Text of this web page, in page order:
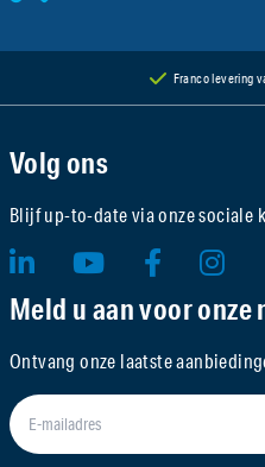
Franco levering
Volg ons
Blijf up-to-date via onze sociale
Meld u aan voor
Ontvang onze laatste